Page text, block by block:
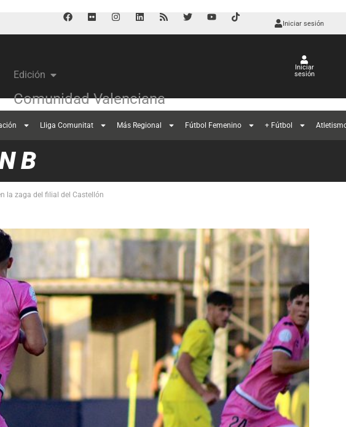
Iniciar sesión
Edición
Comunidad Valenciana
Iniciar
sesión
Lliga Comunitat Más Regional Fútbol Femenino + Fútbol
B
la zaga del filial del Castellón